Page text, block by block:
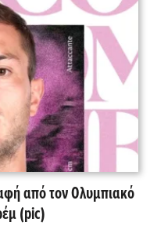
από τον Ολυμπιακό
(pic)